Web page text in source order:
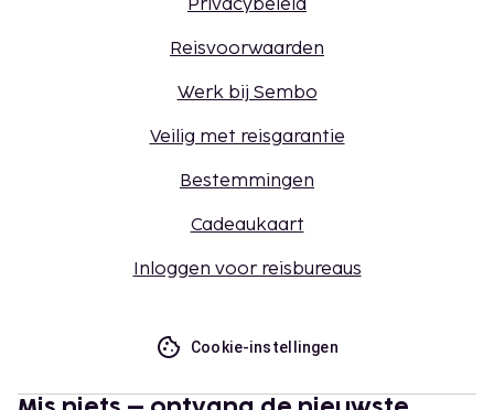
Privacybeleid
Reisvoorwaarden
Werk bij Sembo
Veilig met reisgarantie
Bestemmingen
Cadeaukaart
Inloggen voor reisbureaus
Cookie-instellingen